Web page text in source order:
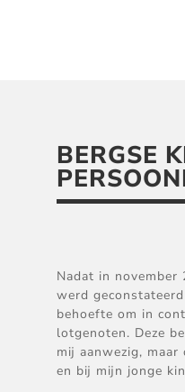
BERGSE
Nadat in november
werd
behoefte om in
lotgenoten. Deze
mij aanwezig,
en bij mijn jonge